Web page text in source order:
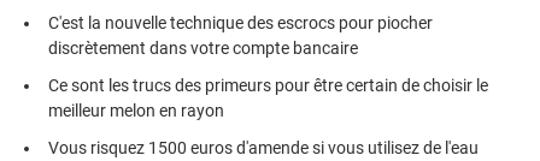
C'est la nouvelle technique des escrocs pour piocher
discrètement dans votre compte bancaire
Ce sont les trucs des primeurs pour être certain de choisir le
meilleur melon en rayon
Vous risquez 1500 euros d'amende si vous utilisez de l'eau